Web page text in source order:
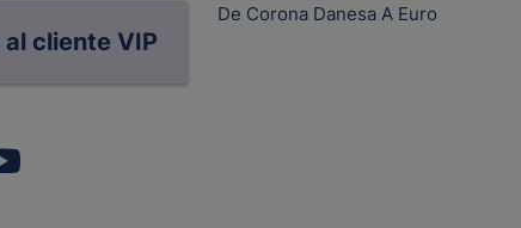
cliente VIP
De Corona Danesa A Euro